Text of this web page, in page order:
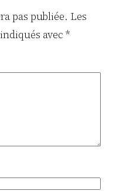
pas publiée. Les
avec*